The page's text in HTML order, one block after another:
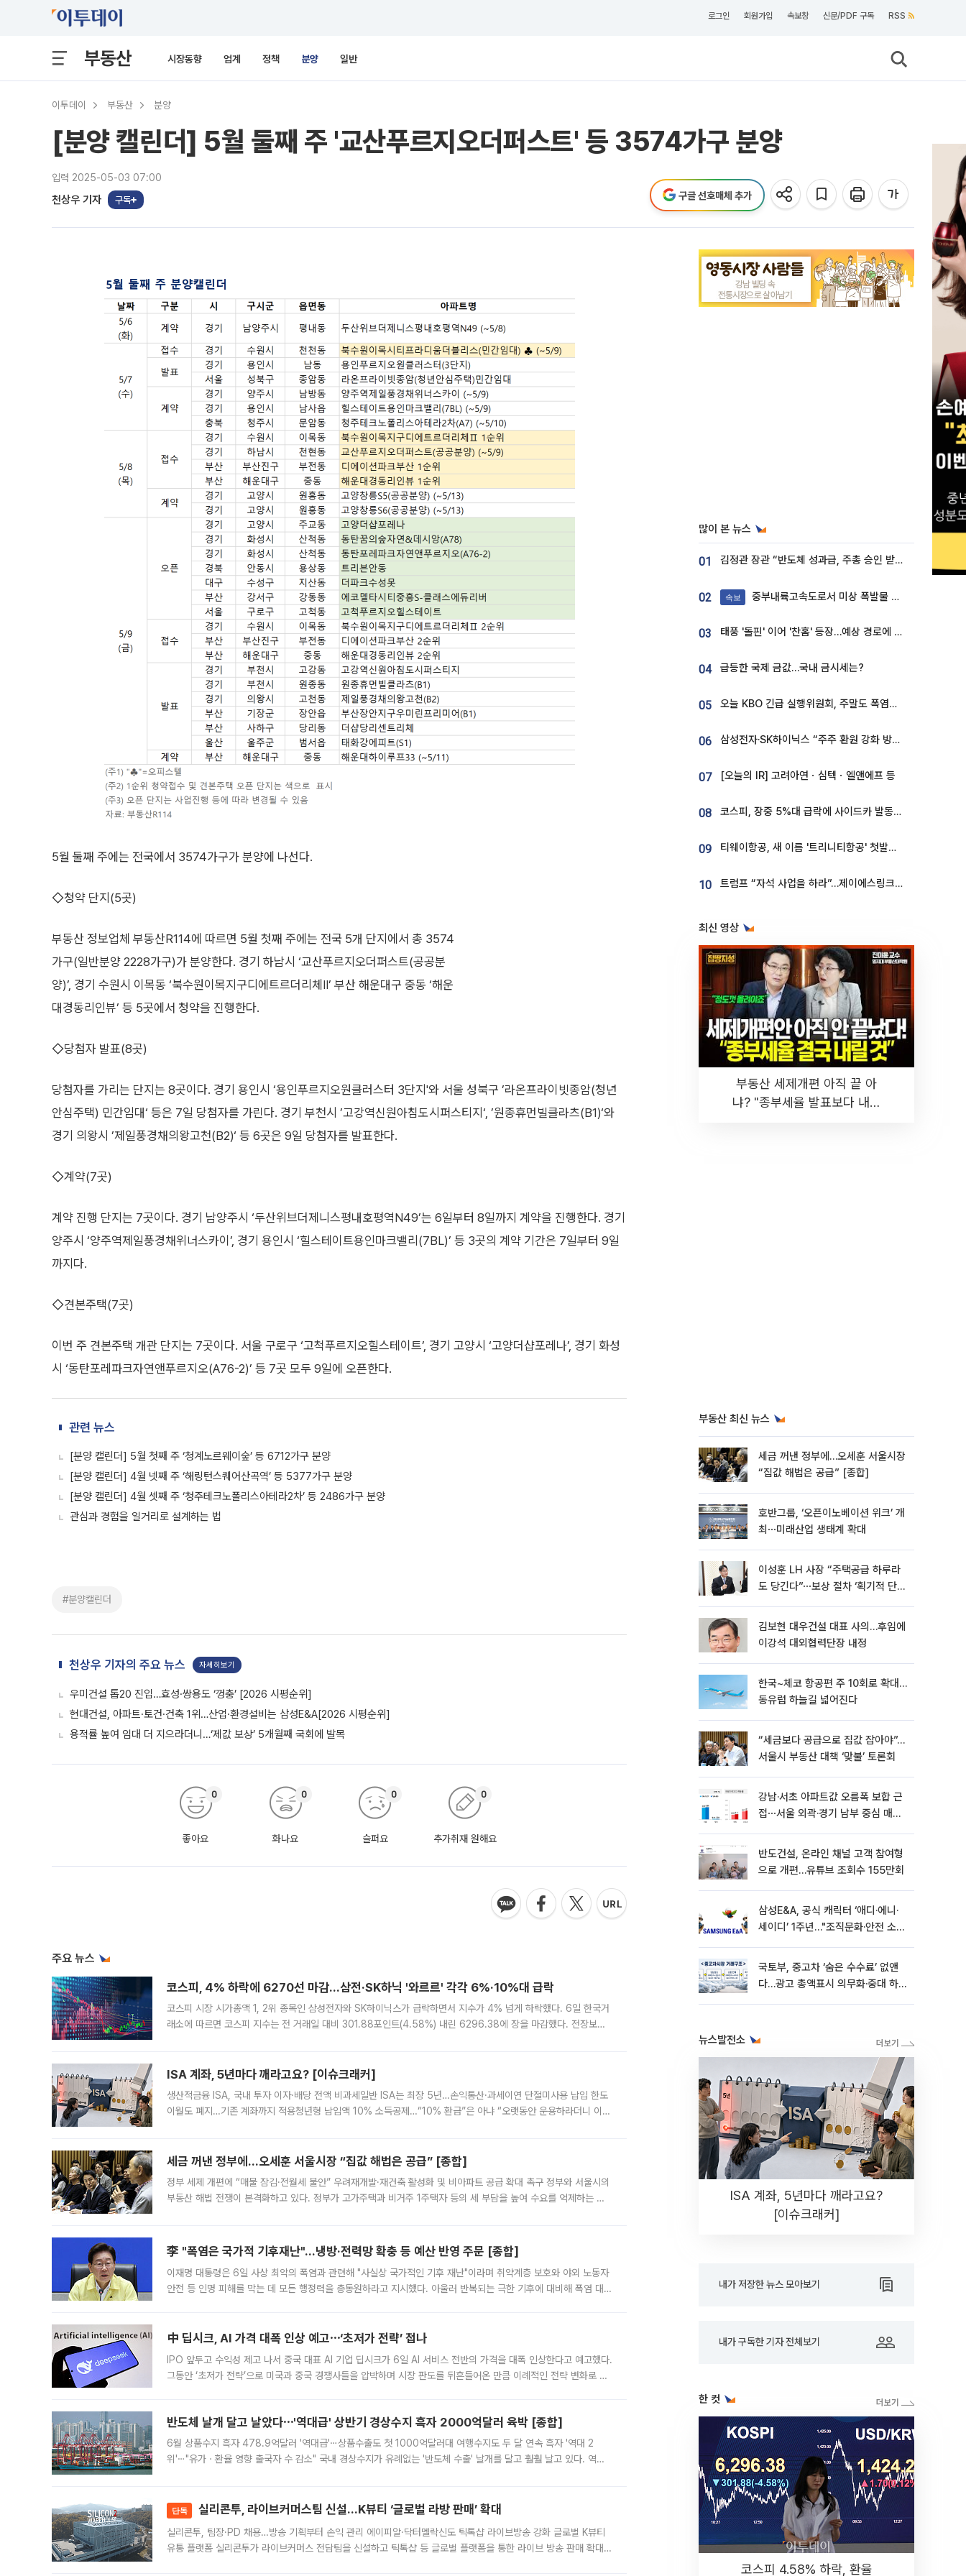
로그인 회원가입 속보창 신문/PDF 구독 RSS
부동산 시장동향 업계 정책 분양 일반
이투데이 부동산 분양
[분양 캘린더] 5월 둘째 주 '교산푸르지오더퍼스트' 등 3574가구 분양
입력 2025-05-03 07:00
천상우 기자 구독 구글 선호매체 추가
5월 둘째 주에는 전국에서 3574가구가 분양에 나선다.
◇청약 단지(5곳)
부동산 정보업체 부동산R114에 따르면 5월 첫째 주에는 전국 5개 단지에서 총 3574
가구(일반분양 2228가구)가 분양한다. 경기 하남시 ‘교산푸르지오더퍼스트(공공분
양)’, 경기 수원시 이목동 ‘북수원이목지구디에트르더리체Ⅱ’ 부산 해운대구 중동 ‘해운
대경동리인뷰’ 등 5곳에서 청약을 진행한다.
◇당첨자 발표(8곳)
당첨자를 가리는 단지는 8곳이다. 경기 용인시 ‘용인푸르지오원클러스터 3단지'와 서울 성북구 ’라온프라이빗종암(청년
안심주택) 민간임대‘ 등은 7일 당첨자를 가린다. 경기 부천시 ’고강역신원아침도시퍼스티지‘, ’원종휴먼빌클라츠(B1)‘와
경기 의왕시 ’제일풍경채의왕고천(B2)‘ 등 6곳은 9일 당첨자를 발표한다.
◇계약(7곳)
계약 진행 단지는 7곳이다. 경기 남양주시 ‘두산위브더제니스평내호평역N49’는 6일부터 8일까지 계약을 진행한다. 경기
양주시 ‘양주역제일풍경채위너스카이’, 경기 용인시 ‘힐스테이트용인마크밸리(7BL)’ 등 3곳의 계약 기간은 7일부터 9일
까지다.
◇견본주택(7곳)
이번 주 견본주택 개관 단지는 7곳이다. 서울 구로구 ‘고척푸르지오힐스테이트’, 경기 고양시 ‘고양더샵포레나’, 경기 화성
시 ‘동탄포레파크자연앤푸르지오(A76-2)’ 등 7곳 모두 9일에 오픈한다.
관련 뉴스
[분양 캘린더] 5월 첫째 주 ‘청계노르웨이숲’ 등 6712가구 분양
[분양 캘린더] 4월 넷째 주 ‘해링턴스퀘어산곡역’ 등 5377가구 분양
[분양 캘린더] 4월 셋째 주 ‘청주테크노폴리스아테라2차’ 등 2486가구 분양
관심과 경험을 일거리로 설계하는 법
#분양캘린더
천상우 기자의 주요 뉴스 자세히보기
우미건설 톱20 진입…효성·쌍용도 ‘껑충’ [2026 시평순위]
현대건설, 아파트·토건·건축 1위…산업·환경설비는 삼성E&A[2026 시평순위]
용적률 높여 임대 더 지으라더니…‘제값 보상’ 5개월째 국회에 발목
좋아요
0
화나요
0
슬퍼요
0
추가취재 원해요
0
주요 뉴스
코스피, 4% 하락에 6270선 마감…삼전·SK하닉 '와르르' 각각 6%·10%대 급락
코스피 시장 시가총액 1, 2위 종목인 삼성전자와 SK하이닉스가 급락하면서 지수가 4% 넘게 하락했다. 6일 한국거
래소에 따르면 코스피 지수는 전 거래일 대비 301.88포인트(4.58%) 내린 6296.38에 장을 마감했다. 전장보다
ISA 계좌, 5년마다 깨라고요? [이슈크래커]
생산적금융 ISA, 국내 투자 이자·배당 전액 비과세일반 ISA는 최장 5년…손익통산·과세이연 단절미사용 납입 한도
이월도 폐지…기존 계좌까지 적용청년형 납입액 10% 소득공제…“10% 환급”은 아냐 “오랫동안 운용하라더니 이제
세금 꺼낸 정부에…오세훈 서울시장 “집값 해법은 공급” [종합]
정부 세제 개편에 “매물 잠김·전월세 불안” 우려재개발·재건축 활성화 및 비아파트 공급 확대 촉구 정부와 서울시의
부동산 해법 전쟁이 본격화하고 있다. 정부가 고가주택과 비거주 1주택자 등의 세 부담을 높여 수요를 억제하는 카
李 "폭염은 국가적 기후재난"…냉방·전력망 확충 등 예산 반영 주문 [종합]
이재명 대통령은 6일 사상 최악의 폭염과 관련해 "사실상 국가적인 기후 재난"이라며 취약계층 보호와 야외 노동자
안전 등 인명 피해를 막는 데 모든 행정력을 총동원하라고 지시했다. 아울러 반복되는 극한 기후에 대비해 폭염 대응
中 딥시크, AI 가격 대폭 인상 예고⋯‘초저가 전략’ 접나
IPO 앞두고 수익성 제고 나서 중국 대표 AI 기업 딥시크가 6일 AI 서비스 전반의 가격을 대폭 인상한다고 예고했다.
그동안 ‘초저가 전략’으로 미국과 중국 경쟁사들을 압박하며 시장 판도를 뒤흔들어온 만큼 이례적인 전략 변화로 평
반도체 날개 달고 날았다⋯'역대급' 상반기 경상수지 흑자 2000억달러 육박 [종합]
6월 상품수지 흑자 478.9억달러 '역대급'⋯상품수출도 첫 1000억달러대 여행수지도 두 달 연속 흑자 '역대 2
위'⋯"유가ㆍ환율 영향 출국자 수 감소" 국내 경상수지가 유례없는 '반도체 수출' 날개를 달고 훨훨 날고 있다. 역대
단독 실리콘투, 라이브커머스팀 신설…K뷰티 ‘글로벌 라방 판매’ 확대
실리콘투, 팀장·PD 채용…방송 기획부터 손익 관리 에이피알·닥터멜락신도 틱톡샵 라이브방송 강화 글로벌 K뷰티
유통 플랫폼 실리콘투가 라이브커머스 전담팀을 신설하고 틱톡샵 등 글로벌 플랫폼을 통한 라이브 방송 판매 확대에
많이 본 뉴스
01 김정관 장관 “반도체 성과급, 주총 승인 받도록”…상법·자본시장법 개정 시사
02 속보 중부내륙고속도로서 미상 폭발물 발견
03 태풍 '돌핀' 이어 '찬홈' 등장…예상 경로에 한국 '한숨'
04 급등한 국제 금값…국내 금시세는?
05 오늘 KBO 긴급 실행위원회, 주말도 폭염취소 될까
06 삼성전자·SK하이닉스 “주주 환원 강화 방안 마련”
07 [오늘의 IR] 고려아연ㆍ심텍ㆍ엘앤에프 등
08 코스피, 장중 5%대 급락에 사이드카 발동…삼성·SK 동반 폭락
09 티웨이항공, 새 이름 '트리니티항공' 첫발…SSC 전략 본격화
10 트럼프 “자석 사업을 하라”…제이에스링크, 비중국 영구자석 공급망 구축 속도
최신 영상
부동산 세제개편 아직 끝 아
냐? "종부세율 발표보다 내릴
부동산 최신 뉴스
세금 꺼낸 정부에…오세훈 서울시장
“집값 해법은 공급” [종합]
호반그룹, ‘오픈이노베이션 위크’ 개
최⋯미래산업 생태계 확대
이성훈 LH 사장 “주택공급 하루라
도 당긴다”⋯보상 절차 ‘획기적 단
김보현 대우건설 대표 사의…후임에
이강석 대외협력단장 내정
한국~체코 항공편 주 10회로 확대…
동유럽 하늘길 넓어진다
“세금보다 공급으로 집값 잡아야”…
서울시 부동산 대책 ‘맞불’ 토론회
강남·서초 아파트값 오름폭 보합 근
접⋯서울 외곽·경기 남부 중심 매수
반도건설, 온라인 채널 고객 참여형
으로 개편…유튜브 조회수 155만회
삼성E&A, 공식 캐릭터 ‘애디·에니·
세이디’ 1주년…"조직문화·안전 소통
국토부, 중고차 ‘숨은 수수료’ 없앤
다…광고 총액표시 의무화·중대 하
뉴스발전소
ISA 계좌, 5년마다 깨라고요?
[이슈크래커]
내가 저장한 뉴스 모아보기
내가 구독한 기자 전체보기
한 컷
코스피 4.58% 하락, 환율